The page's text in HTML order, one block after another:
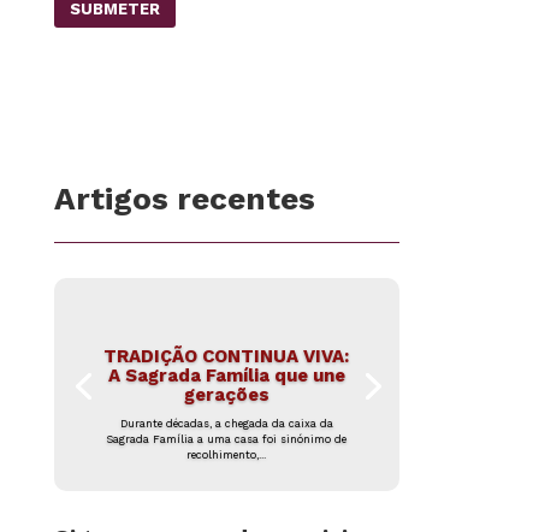
SUBMETER
Artigos recentes
TRADIÇÃO CONTINUA VIVA:
A Sagrada Família que une
gerações
Durante décadas, a chegada da caixa da
Sagrada Família a uma casa foi sinónimo de
recolhimento,...